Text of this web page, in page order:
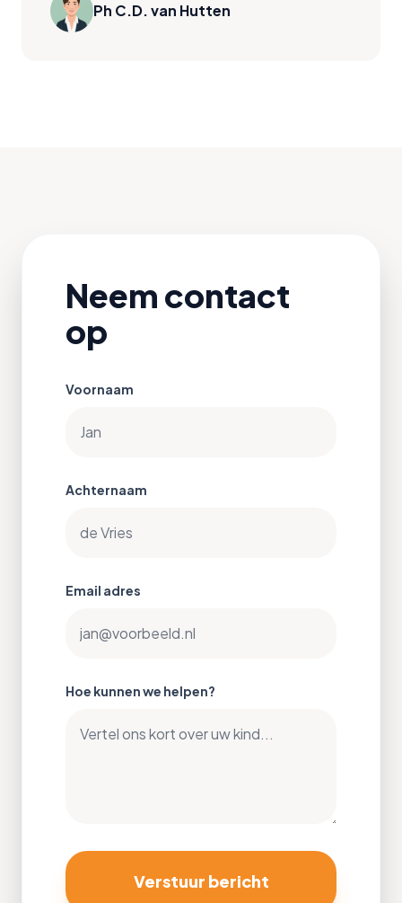
Ph C.D. van Hutten
Neem contact
op
Voornaam
Achternaam
Email adres
Hoe kunnen we helpen?
Verstuur bericht